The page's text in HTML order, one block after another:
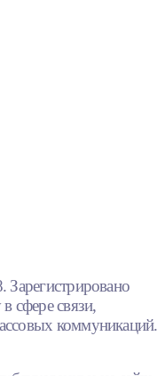
сфере связи,
коммуникаций.